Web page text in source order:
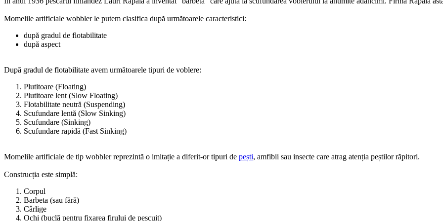
Momelile artificiale wobbler le putem clasifica după următoarele caracteristici:
după gradul de flotabilitate
după aspect
După gradul de flotabilitate avem următoarele tipuri de voblere:
Plutitoare (Floating)
Plutitoare lent (Slow Floating)
Flotabilitate neutră (Suspending)
Scufundare lentă (Slow Sinking)
Scufundare (Sinking)
Scufundare rapidă (Fast Sinking)
Momelile artificiale de tip wobbler reprezintă o imitație a diferit-or tipuri de pești, amfibii sau insecte care atrag atenția peștilor răpitori.
Construcția este simplă:
Corpul
Barbeta (sau fără)
Cârlige
Ochi (buclă pentru fixarea firului de pescuit)